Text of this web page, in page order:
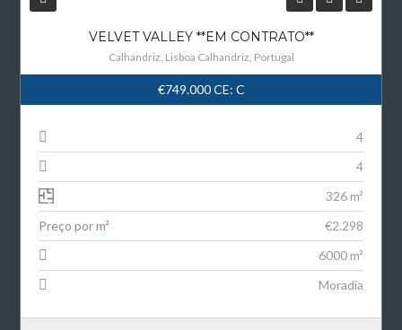
VELVET VALLEY **EM CONTRATO**
Calhandriz, Lisboa Calhandriz, Portugal
€749.000CE: C
4
4
326 m²
Preço por m²
€2.298
6000 m²
Moradia